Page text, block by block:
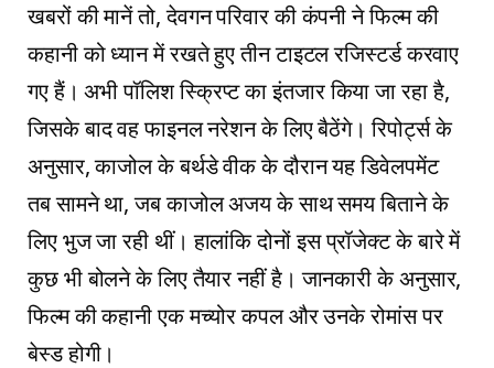
खबरों की मानें तो, देवगन परिवार की कंपनी ने फिल्म की
कहानी को ध्यान में रखते हुए तीन टाइटल रजिस्टर्ड करवाए
गए हैं। अभी पॉलिश स्क्रिप्ट का इंतजार किया जा रहा है,
जिसके बाद वह फाइनल नरेशन के लिए बैठेंगे। रिपोर्ट्स के
अनुसार, काजोल के बर्थडे वीक के दौरान यह डिवेलपमेंट
तब सामने था, जब काजोल अजय के साथ समय बिताने के
लिए भुज जा रही थीं। हालांकि दोनों इस प्रॉजेक्ट के बारे में
कुछ भी बोलने के लिए तैयार नहीं है। जानकारी के अनुसार,
फिल्म की कहानी एक मच्योर कपल और उनके रोमांस पर
बेस्ड होगी।